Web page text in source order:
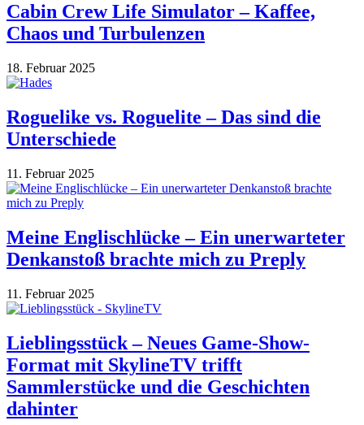
Cabin Crew Life Simulator – Kaffee,
Chaos und Turbulenzen
18. Februar 2025
Roguelike vs. Roguelite – Das sind die
Unterschiede
11. Februar 2025
Meine Englischlücke – Ein unerwarteter
Denkanstoß brachte mich zu Preply
11. Februar 2025
Lieblingsstück – Neues Game-Show-
Format mit SkylineTV trifft
Sammlerstücke und die Geschichten
dahinter